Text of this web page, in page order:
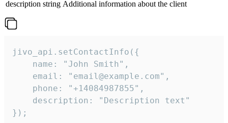
description string Additional information about the client
jivo_api.setContactInfo({
    name: "John Smith",
    email: "email@example.com",
    phone: "+14084987855",
    description: "Description text"
});